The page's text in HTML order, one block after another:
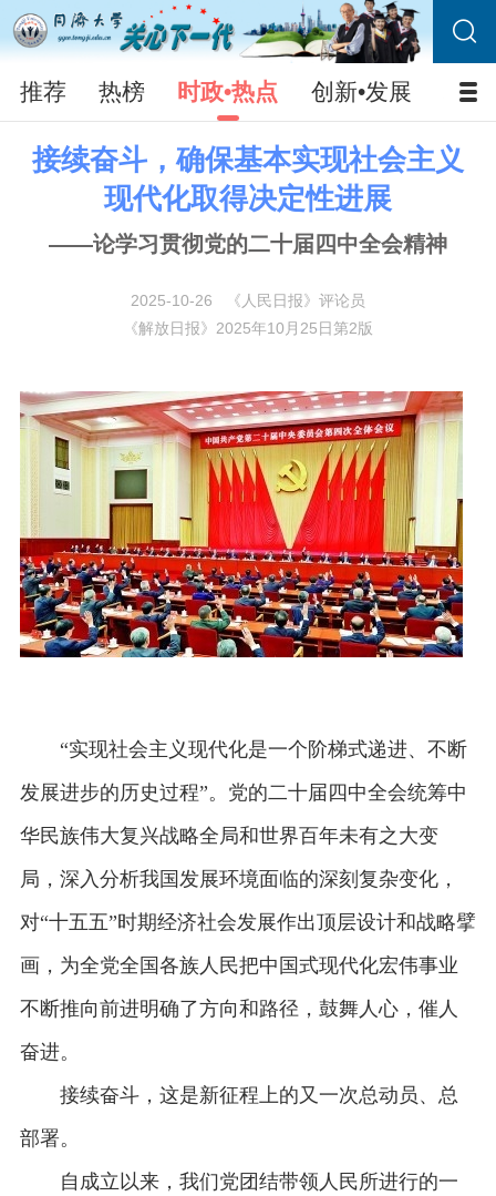
推荐 热榜 时政•热点 创新•发展 校
接续奋斗，确保基本实现社会主义
现代化取得决定性进展
——论学习贯彻党的二十届四中全会精神
2025-10-26
《人民日报》评论员
《解放日报》2025年10月25日第2版
“实现社会主义现代化是一个阶梯式递进、不断
发展进步的历史过程”。党的二十届四中全会统筹中
华民族伟大复兴战略全局和世界百年未有之大变
局，深入分析我国发展环境面临的深刻复杂变化，
对“十五五”时期经济社会发展作出顶层设计和战略擘
画，为全党全国各族人民把中国式现代化宏伟事业
不断推向前进明确了方向和路径，鼓舞人心，催人
奋进。
接续奋斗，这是新征程上的又一次总动员、总
部署。
自成立以来，我们党团结带领人民所进行的一